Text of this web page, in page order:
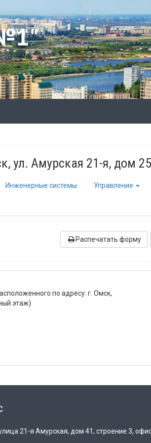
ул. Амурская 21-я, дом
Инженерные системы Управление
Распечатать форму
по адресу: г. Омск,
этаж)
21-я Амурская, дом 41, строение 3,